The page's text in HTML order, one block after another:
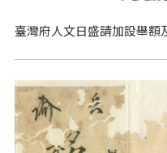
臺灣府人文日盛請加設舉額